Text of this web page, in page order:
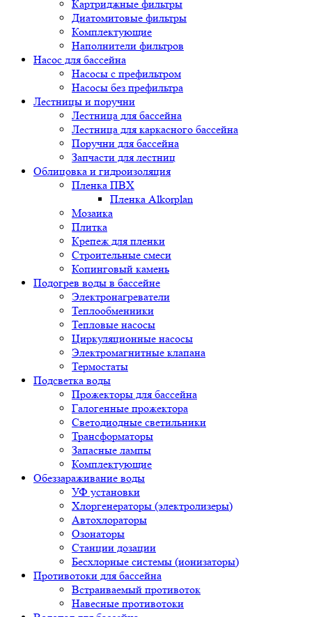
Картриджные фильтры
Диатомитовые фильтры
Комплектующие
Наполнители фильтров
Насос для бассейна
Насосы с префильтром
Насосы без префильтра
Лестницы и поручни
Лестница для бассейна
Лестница для каркасного бассейна
Поручни для бассейна
Запчасти для лестниц
Облицовка и гидроизоляция
Пленка ПВХ
Пленка Alkorplan
Мозаика
Плитка
Крепеж для пленки
Строительные смеси
Копинговый камень
Подогрев воды в бассейне
Электронагреватели
Теплообменники
Тепловые насосы
Циркуляционные насосы
Электромагнитные клапана
Термостаты
Подсветка воды
Прожекторы для бассейна
Галогенные прожектора
Светодиодные светильники
Трансформаторы
Запасные лампы
Комплектующие
Обеззараживание воды
УФ установки
Хлоргенераторы (электролизеры)
Автохлораторы
Озонаторы
Станции дозации
Бесхлорные системы (ионизаторы)
Противотоки для бассейна
Встраиваемый противоток
Навесные противотоки